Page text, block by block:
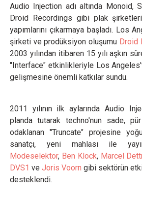
Audio Injection adı altında Monoid,
Droid Recordings gibi plak
yapımlarını çıkarmaya başladı. Los
şirketi ve prodüksiyon oluşumu Droid
2003 yılından itibaren 15 yılı aşkın
"Interface" etkinlikleriyle Los
gelişmesine önemli katkılar sundu.
2011 yılının ilk aylarında Audio
planda tutarak techno'nun sade,
odaklanan "Truncate" projesine
sanatçı, yeni mahlası ile
Modeselektor, Ben Klock, Marcel
DVS1 ve Joris Voorn gibi sektörün
desteklendi.